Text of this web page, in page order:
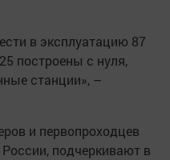
в эксплуатацию 87
построены с нуля,
станции», –
и первопроходцев
подчеркивают в